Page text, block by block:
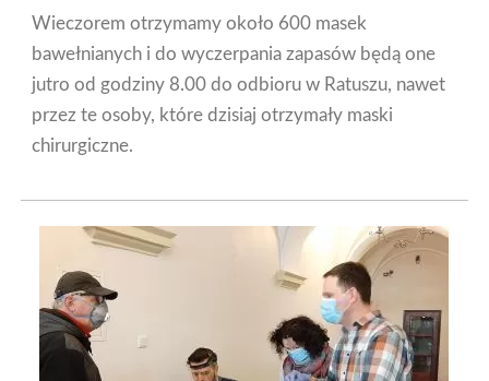
Wieczorem otrzymamy około 600 masek
bawełnianych i do wyczerpania zapasów będą one
jutro od godziny 8.00 do odbioru w Ratuszu, nawet
przez te osoby, które dzisiaj otrzymały maski
chirurgiczne.